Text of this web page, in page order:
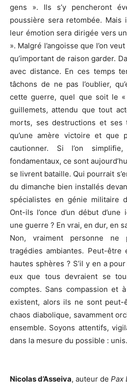
gens ». Ils s’y pencheront
poussière sera retombée.
leur émotion sera dirigée vers
». Malgré l’angoisse que l’on
qu’important de raison garder.
avec distance. En ces temps
tâchons de ne pas l’oublier,
cette guerre, quel que soit le «
guillemets, attendu que tout
morts, ses destructions et ses
qu’une amère victoire et que
cautionner. Si l’on
fondamentaux, ce sont
se livrent bataille. Qui pourrait
du dimanche bien installés
spécialistes en génie militaire
Ont-ils l’once d’un début
une guerre ? En vrai, en dur, en
Non, vraiment personne
tragédies ambiantes. Peut-
hautes sphères ? S’il y en a
eux que tous devraient se
comptes. Sans compassion et
existent, alors ils ne sont peut-
chaos diabolique, savamment
ensemble. Soyons attentifs,
dans la mesure du possible : unis.
Nicolas d’Asseiva, auteur de Pax